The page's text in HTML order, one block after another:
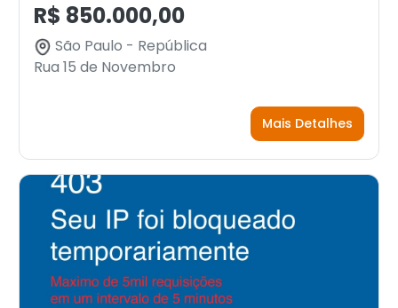
R$ 850.000,00
São Paulo - República
Rua 15 de Novembro
Mais Detalhes